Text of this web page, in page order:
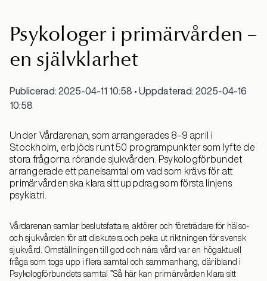
Psykologer i primärvården –
en självklarhet
Publicerad: 2025-04-11 10:58 • Uppdaterad: 2025-04-16
10:58
Under Vårdarenan, som arrangerades 8–9 april i
Stockholm, erbjöds runt 50 programpunkter som lyfte de
stora frågorna rörande sjukvården. Psykologförbundet
arrangerade ett panelsamtal om vad som krävs för att
primärvården ska klara sitt uppdrag som första linjens
psykiatri.
Vårdarenan samlar beslutsfattare, aktörer och företrädare för hälso-
och sjukvården för att diskutera och peka ut riktningen för svensk
sjukvård. Omställningen till god och nära vård var en högaktuell
fråga som togs upp i flera samtal och sammanhang, däribland i
Psykologförbundets samtal ”Så här kan primärvården klara sitt